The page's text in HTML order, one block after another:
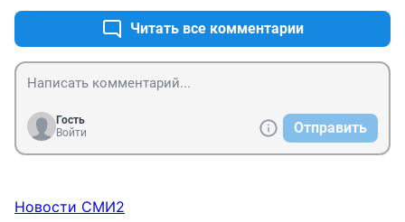
Читать все комментарии
Гость
Войти
Отправить
Новости СМИ2